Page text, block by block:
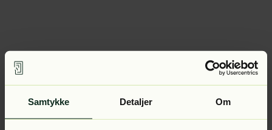
Samtykke Detaljer Om